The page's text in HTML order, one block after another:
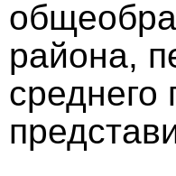
района,
среднего